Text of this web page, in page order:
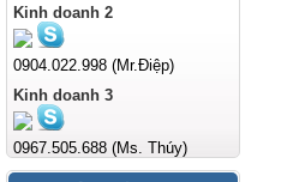
Kinh doanh 2
0904.022.998 (Mr.Điệp)
Kinh doanh 3
0967.505.688 (Ms. Thúy)